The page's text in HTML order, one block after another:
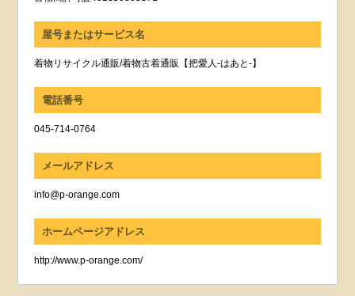
屋号またはサービス名
着物リサイクル通販/着物古着通販【把愛人-はあと-】
電話番号
045-714-0764
メールアドレス
info@p-orange.com
ホームページアドレス
http://www.p-orange.com/